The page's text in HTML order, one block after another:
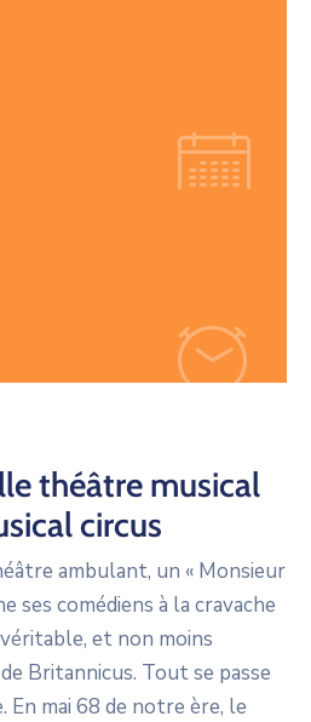
théâtre musical
circus
ambulant, un « Monsieur
ses comédiens à la cravache
et non moins
Britannicus. Tout se passe
En mai 68 de notre ère, le